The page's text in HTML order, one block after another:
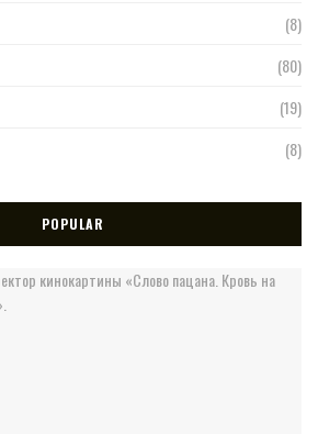
(8)
(80)
(19)
(8)
POPULAR